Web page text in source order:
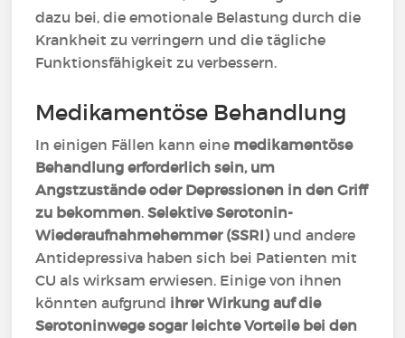
dazu bei, die emotionale Belastung durch die
Krankheit zu verringern und die tägliche
Funktionsfähigkeit zu verbessern.
Medikamentöse Behandlung
In einigen Fällen kann eine medikamentöse
Behandlung erforderlich sein, um
Angstzustände oder Depressionen in den Griff
zu bekommen.Selektive Serotonin-
Wiederaufnahmehemmer (SSRI)und andere
Antidepressiva haben sich bei Patienten mit
CU als wirksam erwiesen. Einige von ihnen
könnten aufgrund ihrer Wirkung auf die
Serotoninwege sogar leichte Vorteile bei den